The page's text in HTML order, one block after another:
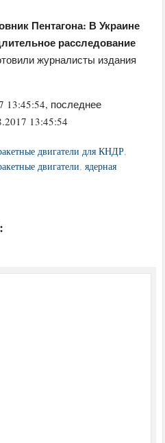
Пентагона: В Украине
расследование
журналисты издания
13:45:54, последнее
13:45:54
двигатели для КНДР,
двигатели,ядерная